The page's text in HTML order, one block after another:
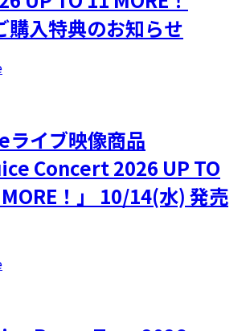
購入特典のお知らせ
イブ映像商品
Concert 2026 UP TO
！」 10/14(水) 発売